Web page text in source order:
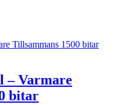
– Varmare
bitar